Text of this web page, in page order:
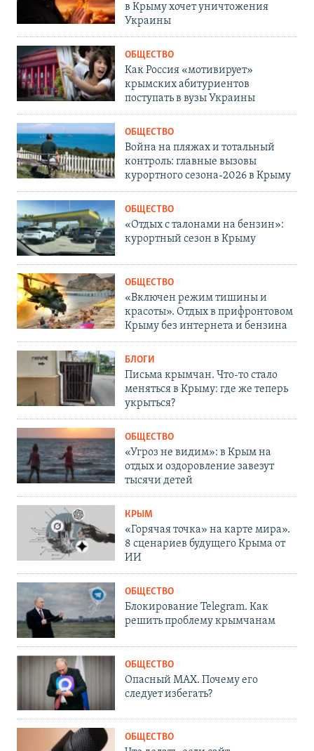
в Крыму хочет уничтожения
Украины
ОБЩЕСТВО
Как Россия «мотивирует»
крымских абитуриентов
поступать в вузы Украины
ОБЩЕСТВО
Война на пляжах и тотальный
контроль: главные вызовы
курортного сезона-2026 в Крыму
ОБЩЕСТВО
«Отдых с талонами на бензин»:
курортный сезон в Крыму
ОБЩЕСТВО
«Включен режим тишины и
красоты». Отдых в прифронтовом
Крыму без интернета и бензина
БЛОГИ
Письма крымчан. Что-то стало
меняться в Крыму: где же теперь
укрыться?
ОБЩЕСТВО
«Угроз не видим»: в Крым на
отдых и оздоровление завезут
тысячи детей
КРЫМ
«Горячая точка» на карте мира».
8 сценариев будущего Крыма от
ИИ
ОБЩЕСТВО
Блокирование Telegram. Как
решить проблему крымчанам
ОБЩЕСТВО
Опасный MAX. Почему его
следует избегать?
ОБЩЕСТВО